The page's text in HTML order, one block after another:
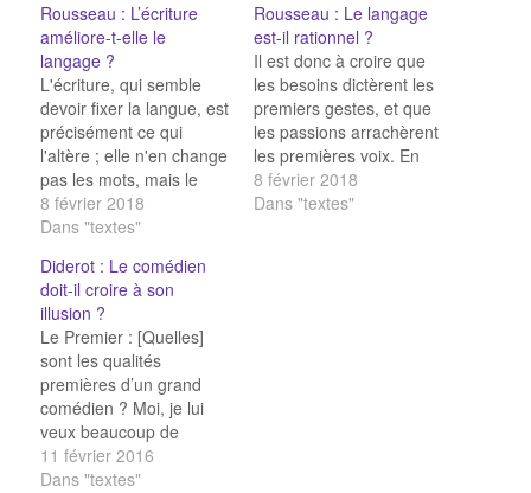
Rousseau : L’écriture
améliore-t-elle le
langage ?
L'écriture, qui semble
devoir fixer la langue, est
précisément ce qui
l'altère ; elle n'en change
pas les mots, mais le
génie ; elle substitue
l'exactitude à
ses sentiments quand on
parle, et ses idées
quand on écrit. En
écrivant, on est forcé de
prendre tous les…
8 février 2018
Dans "textes"
Rousseau : Le langage
est-il rationnel ?
Il est donc à croire que
les besoins dictèrent les
premiers gestes, et que
les passions arrachèrent
les premières voix. En
suivant avec ces
distinctions la trace des
8 février 2018
Dans "textes"
Diderot : Le comédien
doit-il croire à son
illusion ?
Le Premier : [Quelles]
sont les qualités
premières d’un grand
comédien ? Moi, je lui
veux beaucoup de
jugement ; il me faut
dans cet homme un
11 février 2016
Dans "textes"